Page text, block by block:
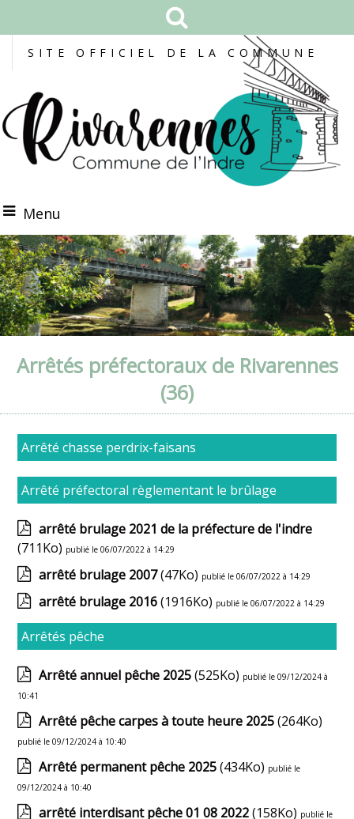
SITE OFFICIEL DE LA COMMUNE
Menu
Arrêtés préfectoraux de Rivarennes
(36)
Arrêté chasse perdrix-faisans
Arrêté préfectoral règlementant le brûlage
arrêté brulage 2021 de la préfecture de l'indre
(711Ko) publié le 06/07/2022 à 14:29
arrêté brulage 2007(47Ko) publié le 06/07/2022 à 14:29
arrêté brulage 2016(1916Ko) publié le 06/07/2022 à 14:29
Arrêtés pêche
Arrêté annuel pêche 2025(525Ko) publié le 09/12/2024 à
10:41
Arrêté pêche carpes à toute heure 2025(264Ko)
publié le 09/12/2024 à 10:40
Arrêté permanent pêche 2025(434Ko) publié le
09/12/2024 à 10:40
arrêté interdisant pêche 01 08 2022(158Ko) publié le